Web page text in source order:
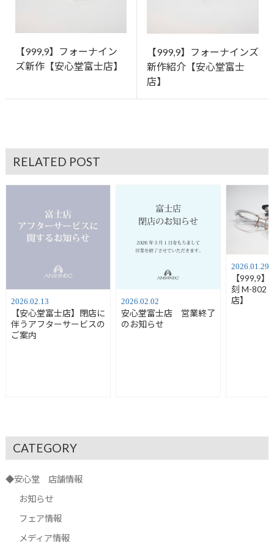
【999,9】フォーナイン
ズ新作【安心堂富士店】
【999,9】フォーナインズ
新作紹介【安心堂富士
店】
RELATED POST
2026.02.13
【安心堂富士店】閉店に
伴うアフターサービスの
ご案内
2026.02.02
安心堂富士店 営業終了
のお知らせ
2026.01.29
【999,9
刻 M-802
店】
CATEGORY
◆安心堂 店舗情報
お知らせ
フェア情報
メディア情報